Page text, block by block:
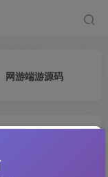
网游端游源码